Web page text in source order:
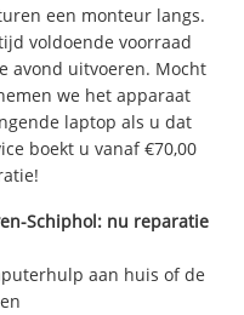
een monteur langs.
voldoende voorraad
avond uitvoeren. Mocht
we het apparaat
laptop als u dat
boekt u vanaf €70,00
Schiphol: nu reparatie
aan huis of de